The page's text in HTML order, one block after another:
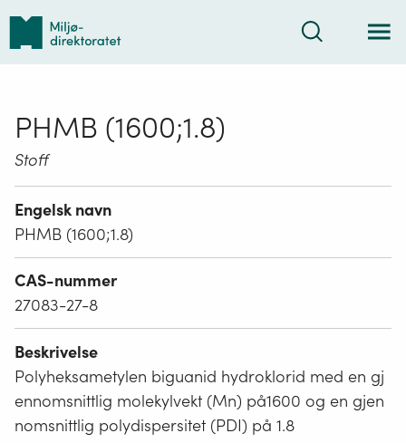
Tilbake
forsiden
Søk
PHMB (1600;1.8)
Stoff
Engelsk navn
PHMB (1600;1.8)
CAS-nummer
27083-27-8
Beskrivelse
Polyheksametylen biguanid hydroklorid med en gj
ennomsnittlig molekylvekt (Mn) på1600 og en gjen
nomsnittlig polydispersitet (PDI) på 1.8